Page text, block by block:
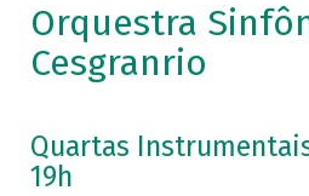
Orquestra
Cesgranrio
Quartas Instrumentais
19h